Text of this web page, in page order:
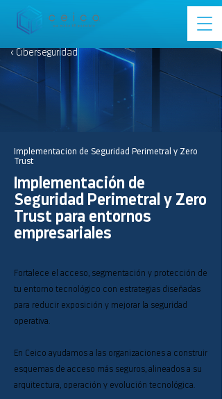
< Ciberseguridad
Implementacion de Seguridad Perimetral y Zero
Trust
Implementación de
Seguridad Perimetral y Zero
Trust para entornos
empresariales
Fortalece el acceso, segmentación y protección de
tu entorno tecnológico con estrategias diseñadas
para reducir exposición y mejorar la seguridad
operativa.
En Ceico ayudamos a las organizaciones a construir
esquemas de acceso más seguros, alineados a su
arquitectura, operación y evolución tecnológica.